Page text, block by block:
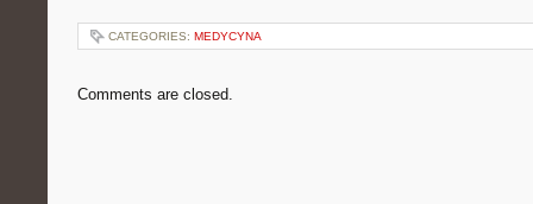
CATEGORIES: MEDYCYNA
Comments are closed.